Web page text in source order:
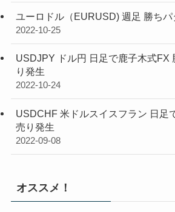
ユーロドル（EURUSD) 週足 勝ち
2022-10-25
USDJPY ドル円 日足で鹿子木式FX
り発生
2022-10-24
USDCHF 米ドルスイスフラン 日足
売り発生
2022-09-08
オススメ！